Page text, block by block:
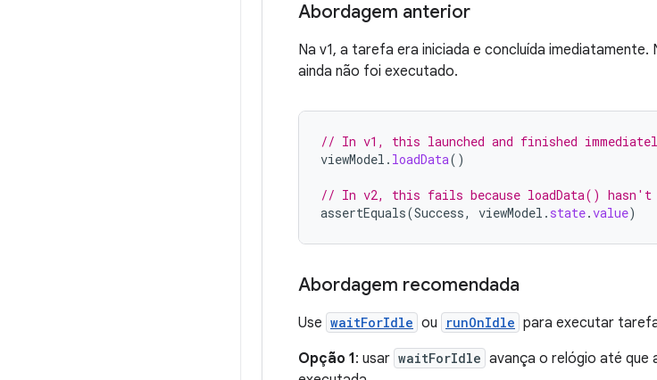
Abordagem anterior
Na v1, a tarefa era iniciada e concluída
ainda não foi executado.
// In v1, this launched and finished
viewModel . loadData()
// In v2, this fails because loadData()
assertEquals(Success, viewModel . state.value)
Abordagem recomendada
Use waitForIdle ou runOnIdle para executar
Opção 1: usar waitForIdle avança o relógio até